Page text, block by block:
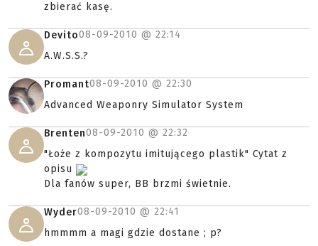
zbierać kasę.
Devito08-09-2010 @ 22:14
A.W.S.S.?
Promant08-09-2010 @ 22:30
Advanced Weaponry Simulator System
Brenten08-09-2010 @ 22:32
"Łoże z kompozytu imitującego plastik" Cytat z
opisu
Dla fanów super, BB brzmi świetnie.
Wyder08-09-2010 @ 22:41
hmmmm a magi gdzie dostane ; p?